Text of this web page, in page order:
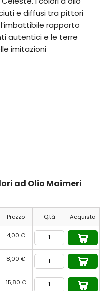
e diffusi tra pittori
rapporto
autentici e le terre
imitazioni
ad Olio Maimeri
Prezzo Q.tà Acquista
4,00 €
8,00 €
15,80 €